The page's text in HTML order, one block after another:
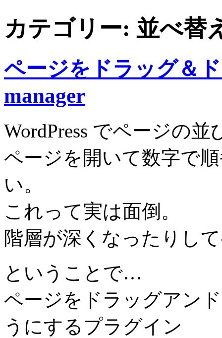
カテゴリー: 並べ替
ページをドラッグ＆
manager
WordPress でページの
ページを開いて数字で
い。
これって実は面倒。
階層が深くなったりし
ということで…
ページをドラッグアン
うにするプラグイン